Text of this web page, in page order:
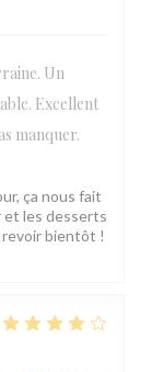
Un
Excellent
manquer.
ça nous fait
et les desserts
bientôt !